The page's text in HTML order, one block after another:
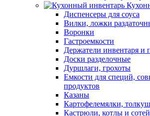
Диспенсеры для соуса
Вилки, ложки
Воронки
Гастроемкости
Держатели инвентаря и
Доски разделочные
Дуршлаги, грохоты
Емкости для специй,
продуктов
Казаны
Картофелемялки,
Кастрюли, котлы и